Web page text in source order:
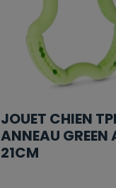
JOUET CHIEN
ANNEAU GREEN
21CM